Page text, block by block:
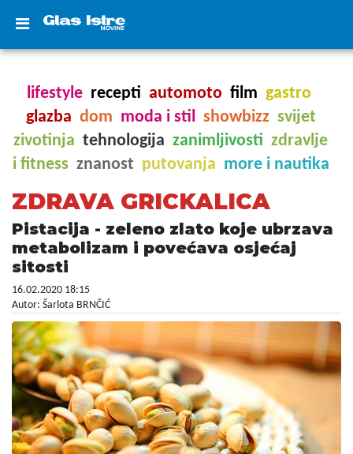
lifestyle recepti automoto film gastro
glazba dom moda i stil showbizz svijet
zivotinja tehnologija zanimljivosti zdravlje
i fitness znanost putovanja more i nautika
ZDRAVA GRICKALICA
Pistacija - zeleno zlato koje ubrzava
metabolizam i povećava osjećaj
sitosti
16.02.2020 18:15
Autor: Šarlota BRNČIĆ